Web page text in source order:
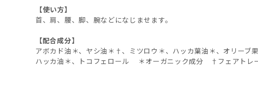
【使い方】
首、肩、腰、脚、腕などになじませます。
【配合成分】
アボカド油＊、ヤシ油＊†、ミツロウ＊、ハッカ葉油＊、オリーブ
ハッカ油＊、トコフェロール ＊オーガニック成分 †フェアト